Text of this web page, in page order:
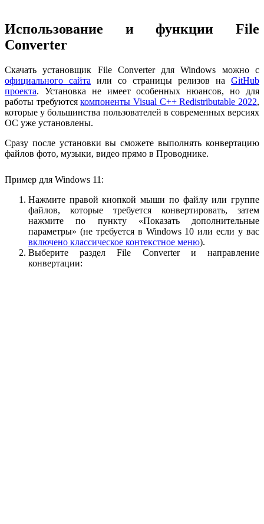
Использование и функции File
Converter
Скачать установщик File Converter для Windows можно с
официального сайта или со страницы релизов на GitHub
проекта. Установка не имеет особенных нюансов, но для
работы требуютсякомпоненты Visual C++ Redistributable 2022,
которые у большинства пользователей в современных версиях
ОС уже установлены.
Сразу после установки вы сможете выполнять конвертацию
файлов фото, музыки, видео прямо в Проводнике.
Пример для Windows 11:
Нажмите правой кнопкой мыши по файлу или группе
файлов, которые требуется конвертировать, затем
нажмите по пункту «Показать дополнительные
параметры» (не требуется в Windows 10 или если у вас
включено классическое контекстное меню).
Выберите раздел File Converter и направление
конвертации: